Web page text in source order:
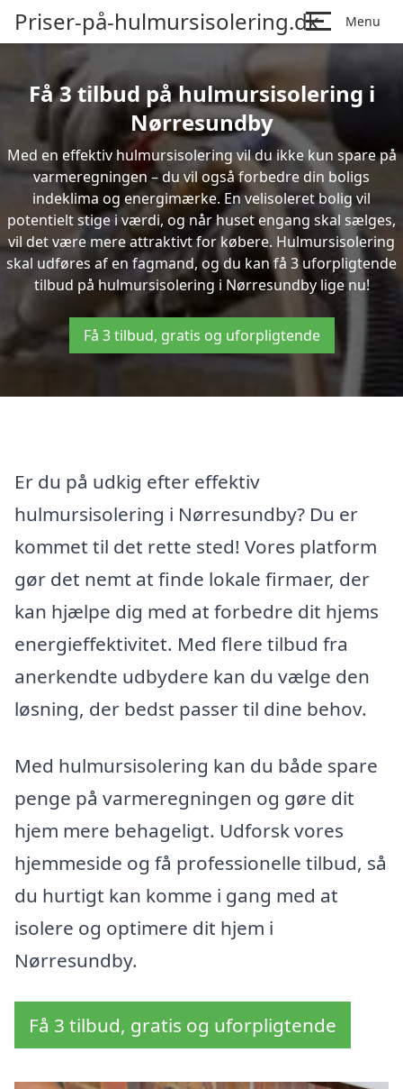
Priser-på-hulmursisolering.dk Menu
Få 3 tilbud på hulmursisolering i
Nørresundby
Med en effektiv hulmursisolering vil du ikke kun spare på
varmeregningen – du vil også forbedre din boligs
indeklima og energimærke. En velisoleret bolig vil
potentielt stige i værdi, og når huset engang skal sælges,
vil det være mere attraktivt for købere. Hulmursisolering
skal udføres af en fagmand, og du kan få 3 uforpligtende
tilbud på hulmursisolering i Nørresundby lige nu!
Få 3 tilbud, gratis og uforpligtende
Er du på udkig efter effektiv
hulmursisolering i Nørresundby? Du er
kommet til det rette sted! Vores platform
gør det nemt at finde lokale firmaer, der
kan hjælpe dig med at forbedre dit hjems
energieffektivitet. Med flere tilbud fra
anerkendte udbydere kan du vælge den
løsning, der bedst passer til dine behov.
Med hulmursisolering kan du både spare
penge på varmeregningen og gøre dit
hjem mere behageligt. Udforsk vores
hjemmeside og få professionelle tilbud, så
du hurtigt kan komme i gang med at
isolere og optimere dit hjem i
Nørresundby.
Få 3 tilbud, gratis og uforpligtende